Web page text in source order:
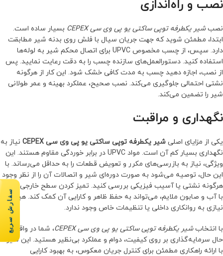
نصب و راه‌اندازی
نصبشیر یکطرفه توپی ساکتی یو پی وی سی CEPEX
بسیار ساده است.
ابتدا، مطمئن شوید که جهت جریان سیال با فلش روی بدنه شیر مطابقت
دارد. سپس، از چسب مخصوص UPVC برای اتصال محکم شیر به لوله‌ها
استفاده کنید. دستورالعمل‌های سازنده چسب را به دقت رعایت نمایید. پس
از نصب، اجازه دهید چسب به مدت کافی خشک شود. این کار از هرگونه
نشتی احتمالی جلوگیری می‌کند. نصب صحیح، عملکرد بهینه و عمر طولانی
شیر را تضمین می‌کند.
نگهداری و مراقبت
یکی از مزایای اصلی شیر یکطرفه توپی ساکتی یو پی وی سی CEPEX
نیاز به
نگهداری بسیار کم آن است. مواد UPVC در برابر خوردگی مقاوم هستند. این
ویژگی، نیاز به بازرسی‌های مکرر و تعویض قطعات را به حداقل می‌رساند. با
این حال، توصیه می‌شود به صورت دوره‌ای شیر و اتصالات آن را از نظر وجود
هرگونه نشتی یا آسیب فیزیکی بررسی کنید. تمیز کردن سطح خارجی شیر
با آب و صابون ملایم، می‌تواند به حفظ ظاهر و کارایی آن کمک کند. هیچ
نیازی به روانکاری داخلی یا تنظیمات خاص وجود ندارد.
با انتخابشیر یکطرفه توپی ساکتی یو پی وی سی CEPEX
، شما در واقع در
حال سرمایه‌گذاری بر روی کیفیت، دوام و عملکرد بی‌نظیر هستید. این شیر،
با ارائه راهکاری مطمئن برای کنترل جریان معکوس، به بهبود کارایی
سفارش سریع